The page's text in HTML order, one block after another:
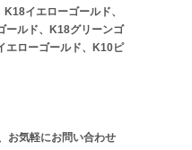
イエローゴールド、
ールド、K18グリーンゴ
エローゴールド、K10ピ
お気軽にお問い合わせ